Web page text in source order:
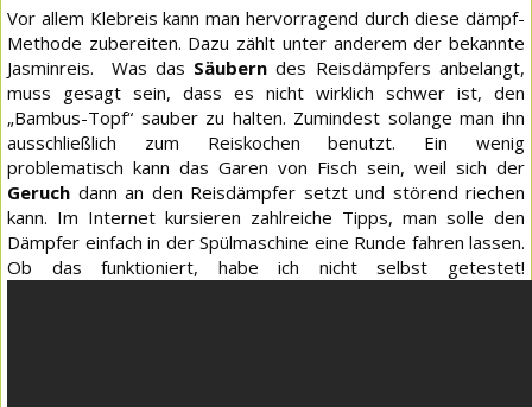
Vor allem Klebreis kann man hervorragend durch diese dämpf-
Methode zubereiten. Dazu zählt unter anderem der bekannte
Jasminreis. Was das Säubern des Reisdämpfers anbelangt,
muss gesagt sein, dass es nicht wirklich schwer ist, den
„Bambus-Topf“ sauber zu halten. Zumindest solange man ihn
ausschließlich zum Reiskochen benutzt. Ein wenig
problematisch kann das Garen von Fisch sein, weil sich der
Geruch dann an den Reisdämpfer setzt und störend riechen
kann. Im Internet kursieren zahlreiche Tipps, man solle den
Dämpfer einfach in der Spülmaschine eine Runde fahren lassen.
Ob das funktioniert, habe ich nicht selbst getestet!